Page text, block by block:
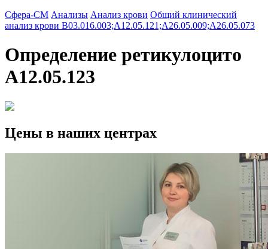
Сфера-СМ Анализы Анализ крови Общий клинический
анализ крови B03.016.003;A12.05.121;A26.05.009;A26.05.073
Определение ретикулоцито
A12.05.123
Цены в наших центрах